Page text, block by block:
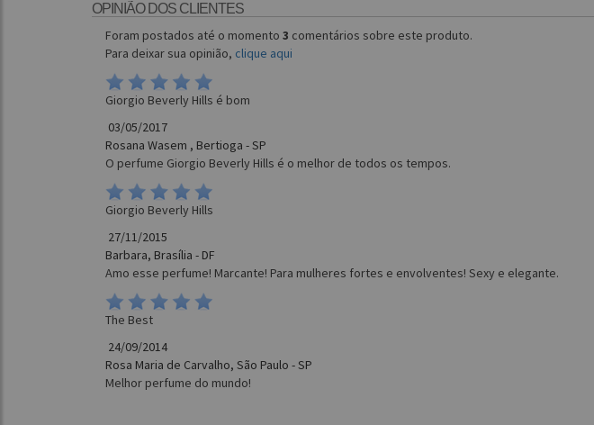
OPINIÃO DOS CLIENTES
Foram postados até o momento 3 comentários sobre este produto.
Para deixar sua opinião, clique aqui
Giorgio Beverly Hills é bom
03/05/2017
Rosana Wasem , Bertioga - SP
O perfume Giorgio Beverly Hills é o melhor de todos os tempos.
Giorgio Beverly Hills
27/11/2015
Barbara, Brasília - DF
Amo esse perfume! Marcante! Para mulheres fortes e envolventes! Sexy e elegante.
The Best
24/09/2014
Rosa Maria de Carvalho, São Paulo - SP
Melhor perfume do mundo!